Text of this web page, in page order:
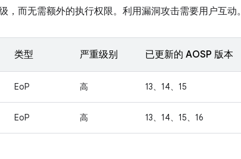
而无需额外的执行权限。利用漏洞攻击需要用户互动。
类型 严重级别 已更新的 AOSP 版本
EoP 高 13、14、15
EoP 高 13、14、15、16